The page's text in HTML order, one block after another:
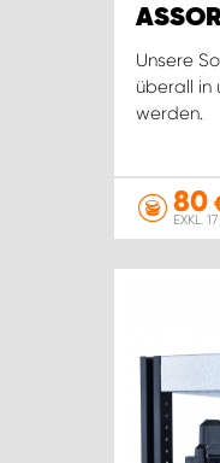
Unsere
überall in
werden.
80
EXKL.